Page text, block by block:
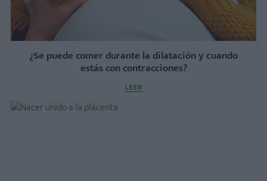
¿Se puede comer durante la dilatación y cuando
estás con contracciones?
LEER